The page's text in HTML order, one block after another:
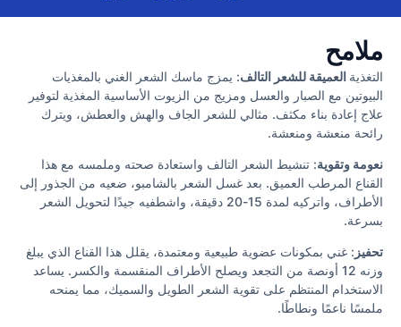
ملامح
التغذية العميقة للشعر التالف: يمزج ماسك الشعر الغني بالمغذيات
البيوتين مع الصبار والعسل ومزيج من الزيوت الأساسية المغذية لتوفير
علاج إعادة بناء مكثف. مثالي للشعر الجاف والهش والعطش، ويترك
رائحة منعشة ومنعشة.
نعومة وتقوية: تنشيط الشعر التالف واستعادة صحته وملمسه مع هذا
القناع المرطب العميق. بعد غسل الشعر بالشامبو، ضعيه من الجذور إلى
الأطراف، واتركيه لمدة 15-20 دقيقة، واشطفيه جيدًا لتحويل الشعر
بسرعة.
تحفيز : غني بمكونات عضوية طبيعية ومعتمدة، يقلل هذا القناع الذي يبلغ
وزنه 12 أونصة من التجعد ويصلح الأطراف المنقسمة والكسر. يساعد
الاستخدام المنتظم على تقوية الشعر الطويل والسميك، مما يمنحه
ملمسًا ناعمًا ونطاطًا.